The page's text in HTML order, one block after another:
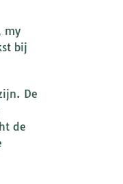
my
bij
De
de